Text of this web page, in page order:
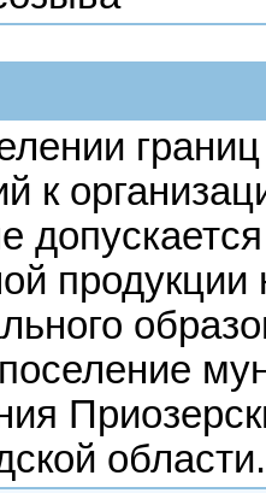
к
продукции
области.